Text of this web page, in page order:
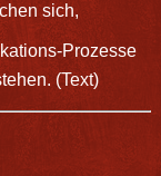
sich,
Prozesse
(Text)